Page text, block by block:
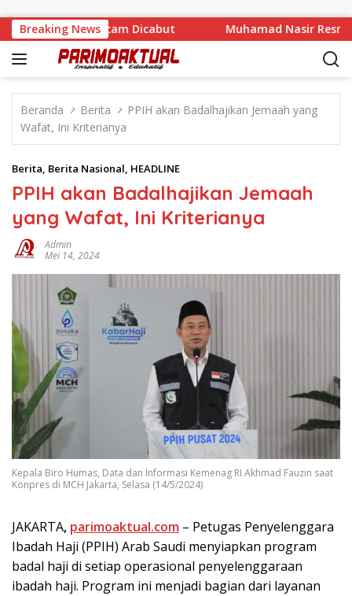
Breaking News
BBN Terancam Dicabut Muhamad Nasir Resmi
Beranda Berita
PPIH akan Badalhajikan Jemaah yang
Wafat, Ini Kriterianya
Berita, Berita Nasional, HEADLINE
PPIH akan Badalhajikan Jemaah
yang Wafat, Ini Kriterianya
Admin
Mei 14, 2024
Kepala Biro Humas, Data dan Informasi Kemenag RI Akhmad Fauzin saat
Konpres di MCH Jakarta, Selasa (14/5/2024)
JAKARTA, parimoaktual.com – Petugas Penyelenggara
Ibadah Haji (PPIH) Arab Saudi menyiapkan program
badal haji di setiap operasional penyelenggaraan
ibadah haji. Program ini menjadi bagian dari layanan